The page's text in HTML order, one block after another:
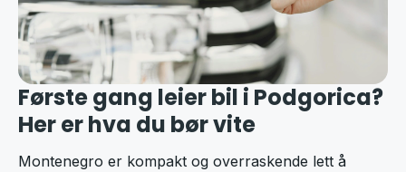
Første gang leier bil i Podgorica?
Her er hva du bør vite
Montenegro er kompakt og overraskende lett å